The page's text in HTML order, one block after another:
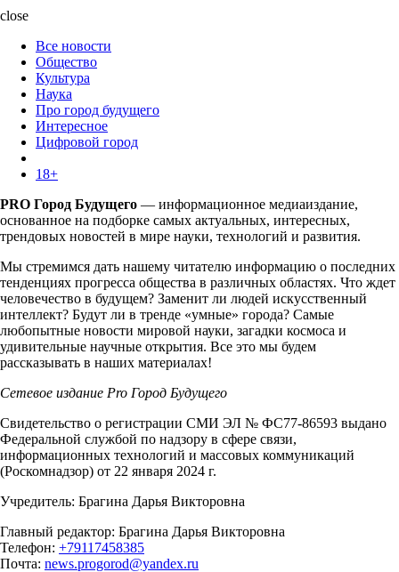
close
Все новости
Общество
Культура
Наука
Про город будущего
Интересное
Цифровой город
18+
PRO Город Будущего — информационное медиаиздание,
основанное на подборке самых актуальных, интересных,
трендовых новостей в мире науки, технологий и развития.
Мы стремимся дать нашему читателю информацию о последних
тенденциях прогресса общества в различных областях. Что ждет
человечество в будущем? Заменит ли людей искусственный
интеллект? Будут ли в тренде «умные» города? Самые
любопытные новости мировой науки, загадки космоса и
удивительные научные открытия. Все это мы будем
рассказывать в наших материалах!
Сетевое издание Pro Город Будущего
Свидетельство о регистрации СМИ ЭЛ № ФС77-86593 выдано
Федеральной службой по надзору в сфере связи,
информационных технологий и массовых коммуникаций
(Роскомнадзор) от 22 января 2024 г.
Учредитель: Брагина Дарья Викторовна
Главный редактор: Брагина Дарья Викторовна
Телефон: +79117458385
Почта: news.progorod@yandex.ru